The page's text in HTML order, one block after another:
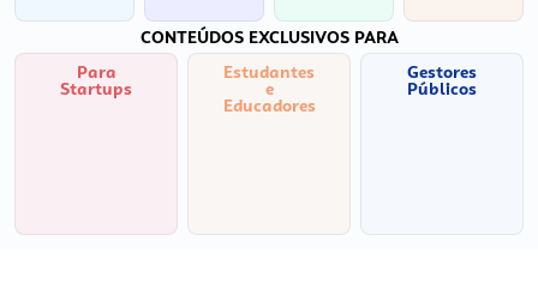
CONTEÚDOS EXCLUSIVOS PARA
Para
Startups
Estudantes
e
Educadores
Gestores
Públicos